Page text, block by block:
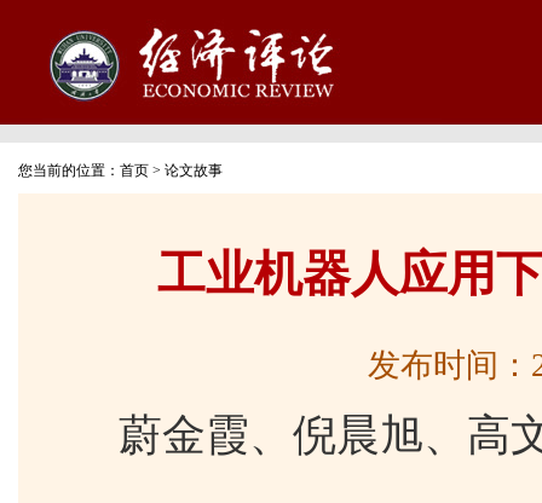
您当前的位置： 首页 > 论文故事
工业机器人应用
发布时间：
蔚金霞、倪晨旭、高